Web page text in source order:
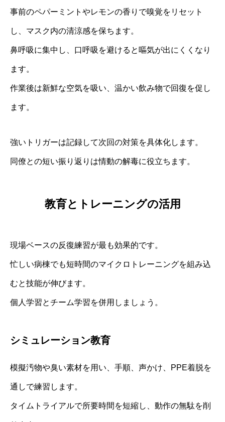
事前のペパーミントやレモンの香りで嗅覚をリセット
し、マスク内の清涼感を保ちます。
鼻呼吸に集中し、口呼吸を避けると嘔気が出にくくなり
ます。
作業後は新鮮な空気を吸い、温かい飲み物で回復を促し
ます。
強いトリガーは記録して次回の対策を具体化します。
同僚との短い振り返りは情動の解毒に役立ちます。
教育とトレーニングの活用
現場ベースの反復練習が最も効果的です。
忙しい病棟でも短時間のマイクロトレーニングを組み込
むと技能が伸びます。
個人学習とチーム学習を併用しましょう。
シミュレーション教育
模擬汚物や臭い素材を用い、手順、声かけ、PPE着脱を
通しで練習します。
タイムトライアルで所要時間を短縮し、動作の無駄を削